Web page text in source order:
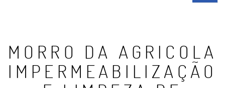
MORRO DA AGRICOLA
IMPERMEABILIZAÇÃO